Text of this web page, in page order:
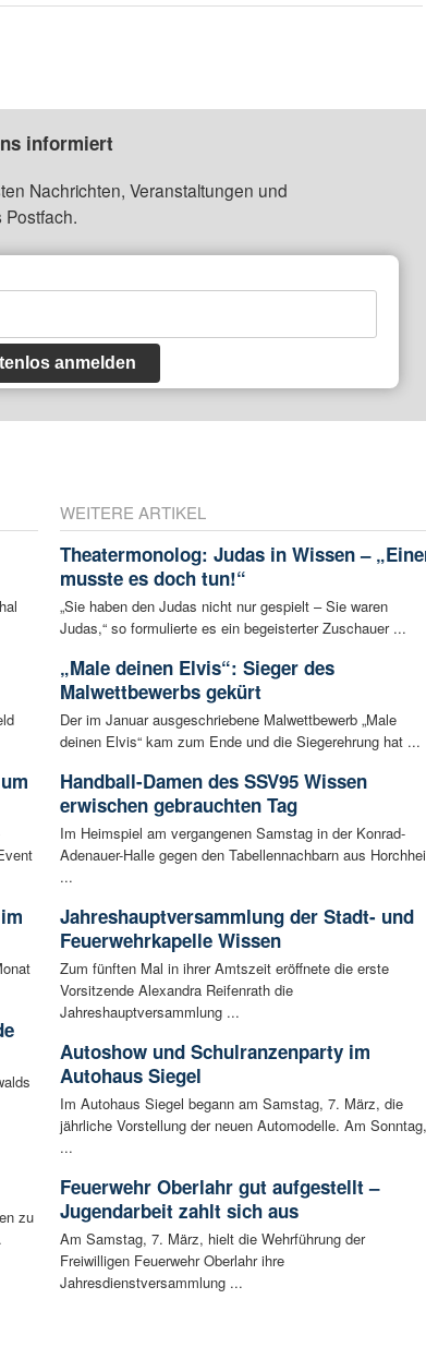
informiert
Nachrichten, Veranstaltungen und
anmelden
zu
WEITERE ARTIKEL
Theatermonolog: Judas in Wissen –
musste es doch tun!“
„Sie haben den Judas nicht nur gespielt – Sie waren
Judas,“ so formulierte es ein begeisterter Zuschauer ...
„Male deinen Elvis“: Sieger des
Malwettbewerbs gekürt
Der im Januar ausgeschriebene Malwettbewerb „Male
deinen Elvis“ kam zum Ende und die Siegerehrung hat ...
Handball-Damen des SSV95 Wissen
erwischen gebrauchten Tag
Im Heimspiel am vergangenen Samstag in der Konrad-
Adenauer-Halle gegen den Tabellennachbarn aus
...
Jahreshauptversammlung der Stadt- und
Feuerwehrkapelle Wissen
Zum fünften Mal in ihrer Amtszeit eröffnete die erste
Vorsitzende Alexandra Reifenrath die
Jahreshauptversammlung ...
Autoshow und Schulranzenparty im
Autohaus Siegel
Im Autohaus Siegel begann am Samstag, 7. März, die
jährliche Vorstellung der neuen Automodelle. Am Sonntag,
...
Feuerwehr Oberlahr gut aufgestellt –
Jugendarbeit zahlt sich aus
Am Samstag, 7. März, hielt die Wehrführung der
Freiwilligen Feuerwehr Oberlahr ihre
Jahresdienstversammlung ...